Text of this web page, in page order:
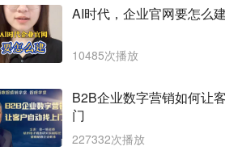
AI时代，企业官网要怎么建
10485次播放
B2B企业数字营销如何让
门
227332次播放